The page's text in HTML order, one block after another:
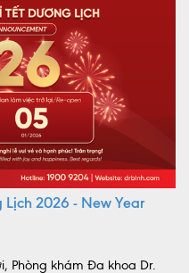
2026 - New Year
Phòng khám Đa khoa Dr.